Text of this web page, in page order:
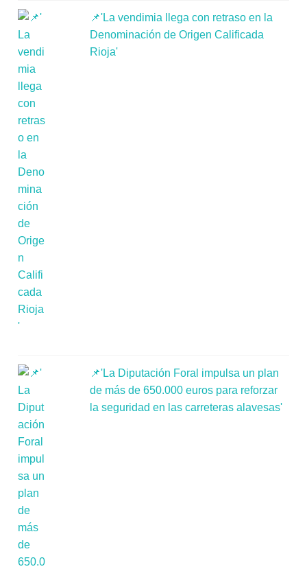
📌'La vendimia llega con retraso en la
Denominación de Origen Calificada
Rioja'
📌'La Diputación Foral impulsa un plan
de más de 650.000 euros para reforzar
la seguridad en las carreteras alavesas'